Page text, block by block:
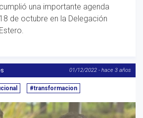
una importante agenda
de octubre en la Delegación
01/12/2022 - hace 3 años
#transformacion